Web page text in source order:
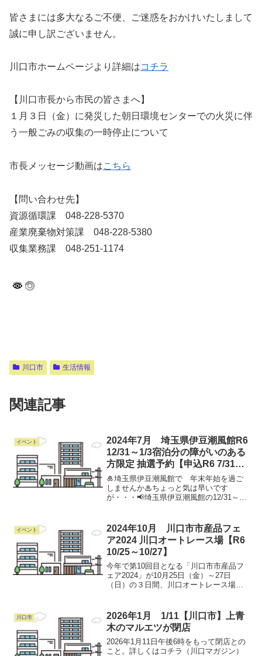
皆さまには多大なるご不便、ご迷惑をおかけいたしまして
誠に申し訳ございません。
川口市ホームページより詳細はコチラ
【川口市長から市民の皆さまへ】
１月３日（金）に発災した朝日環境センターでの火災に伴
う一般ごみの収集の一時停止について
市長メッセージ動画はこちら
【問い合わせ先】
資源循環課 048-228-5370
産業廃棄物対策課 048-228-5380
収集業務課 048-251-1174
川口市 生活情報
関連記事
イベント
2024年7月 埼玉県伊豆潮風館R6
12/31～1/3宿泊分の障がいのある
方限定 抽選予約【申込R6 7/31ま
で】
🎍埼玉県伊豆潮風館で 年末年始を過ご
しませんか♨ちょっと気は早いです
が・・・📢埼玉県伊豆潮風館の12/31～
ら7/31（当日消印有効）までにお申込み
ください🖊抽...
イベント
2024年10月 川口市市産品フェ
ア2024 川口オートレース場【R6
10/25～10/27】
今年で第10回目となる「川口市市産品フ
ェア2024」が10月25日（金）～27日
（日）の３日間、川口オートレース場で
品や高い技術力をご覧いただけるほか、
ものづくり体...
川口市
2026年1月 1/11【川口市】上青
木のマルエツが閉店
2026年1月11日午後6時をもって閉店との
こと。詳しくはコチラ（川口マガジン）